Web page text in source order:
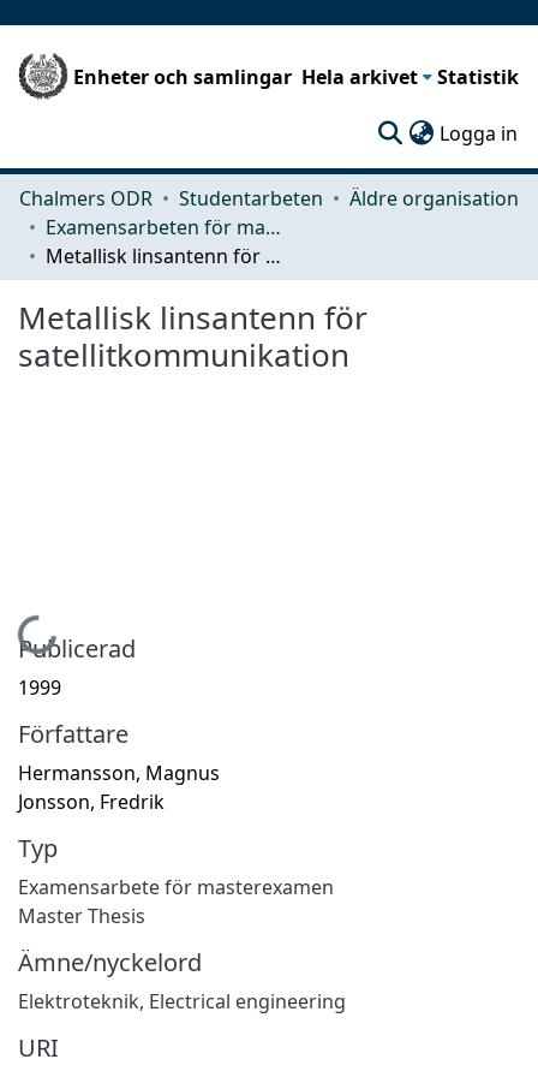
Enheter och samlingar Hela arkivet Statistik
Logga in
Chalmers ODR Studentarbeten
Äldre organisation
Examensarbeten för masterexamen
Metallisk linsantenn för satellitkommu­nikation
Metallisk linsantenn för
satellitkommu­nikation
Hämtar...
Publicerad
1999
Författare
Hermansson, Magnus
Jonsson, Fredrik
Typ
Examensarbete för masterexamen
Master Thesis
Ämne/nyckelord
Elektroteknik, Electrical engineering
URI